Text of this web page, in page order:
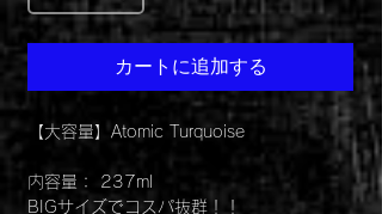
カートに追加する
【大容量】Atomic Turquoise
内容量： 237ml
BIGサイズでコスパ抜群！！